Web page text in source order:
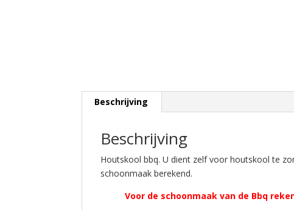
Beschrijving
Beschrijving
Houtskool bbq. U dient zelf voor houtskool te
schoonmaak berekend.
Voor de schoonmaak van de Bbq